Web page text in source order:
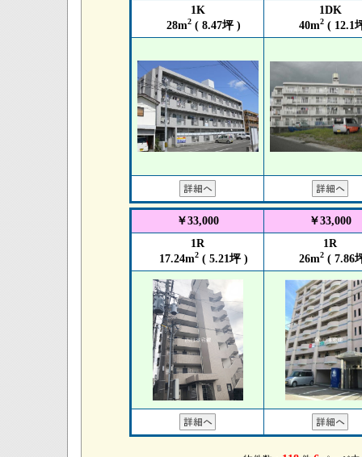
1K
28m2( 8.47坪 )
1DK
40m2( 12.1
￥33,000
￥33,000
1R
17.24m2( 5.21坪 )
1R
26m2( 7.86